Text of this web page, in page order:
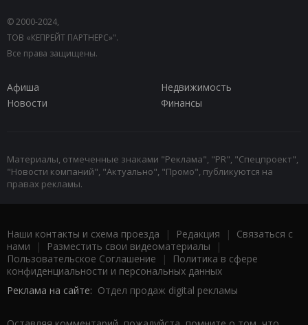
© 2000-2024,
ТОВ «КЕПРЕЙТ ПАРТНЕРС»".
Все права защищены.
Афиша
Недвижимость
Новости
Финансы
Материалы, отмеченные знаками "Реклама", "PR", "Спецпроект",
"Новости компаний", "Актуально", "Промо", публикуются на
правах рекламы.
Наши контакты и схема проезда | Редакция | Связаться с
нами | Разместить свои видеоматериалы |
Пользовательское Соглашение |
Политика в сфере
конфиденциальности и персональных данных
Реклама на сайте: Отдел продаж digital рекламы